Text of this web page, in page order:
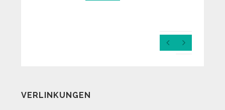
Previous
Slide
Next
Slide
VERLINKUNGEN